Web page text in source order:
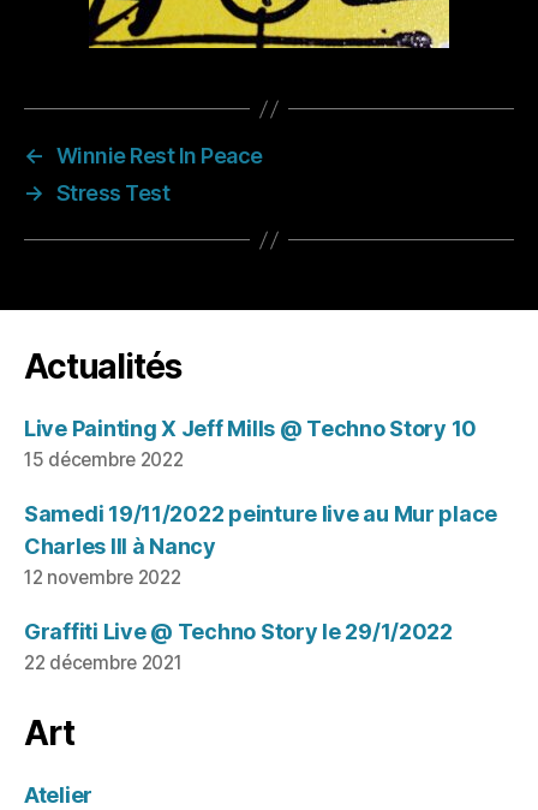
← Winnie Rest In Peace
→ Stress Test
Actualités
Live Painting X Jeff Mills @ Techno Story 10
15 décembre 2022
Samedi 19/11/2022 peinture live au Mur place
Charles III à Nancy
12 novembre 2022
Graffiti Live @ Techno Story le 29/1/2022
22 décembre 2021
Art
Atelier